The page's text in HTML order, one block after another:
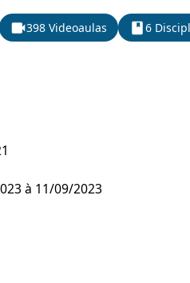
398 Videoaulas 6
à 11/09/2023